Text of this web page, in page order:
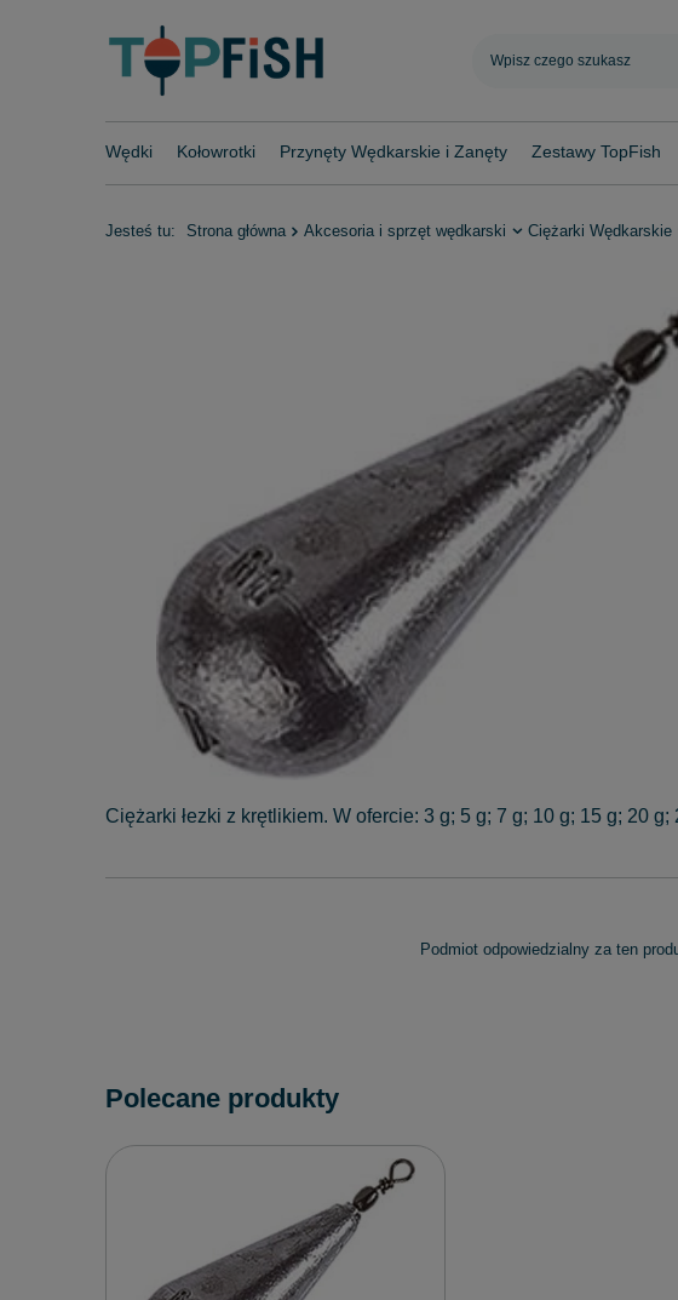
Wędki Kołowrotki Przynęty Wędkarskie i Zanęty Zestawy TopFish
Jesteś tu: Strona główna Akcesoria i sprzęt wędkarski Ciężarki Wędkarskie
Ciężarki łezki z krętlikiem. W ofercie: 3 g; 5 g; 7 g; 10 g; 15 g; 20
Podmiot odpowiedzialny za ten
Polecane produkty